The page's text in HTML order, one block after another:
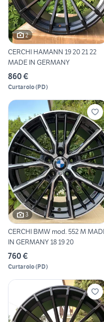
2
CERCHI HAMANN 19 20 21 22
MADE IN GERMANY
860 €
Curtarolo(PD)
3
CERCHI BMW mod. 552 M
IN GERMANY 18 19 20
760 €
Curtarolo(PD)